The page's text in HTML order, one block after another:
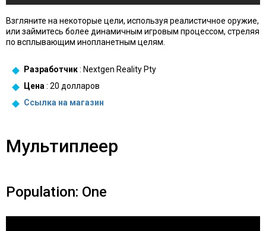
Взгляните на некоторые цели, используя реалистичное оружие,
или займитесь более динамичным игровым процессом, стреляя
по всплывающим инопланетным целям.
Разработчик: Nextgen Reality Pty
Цена : 20 долларов
Ссылка на магазин
Мультиплеер
Population: One